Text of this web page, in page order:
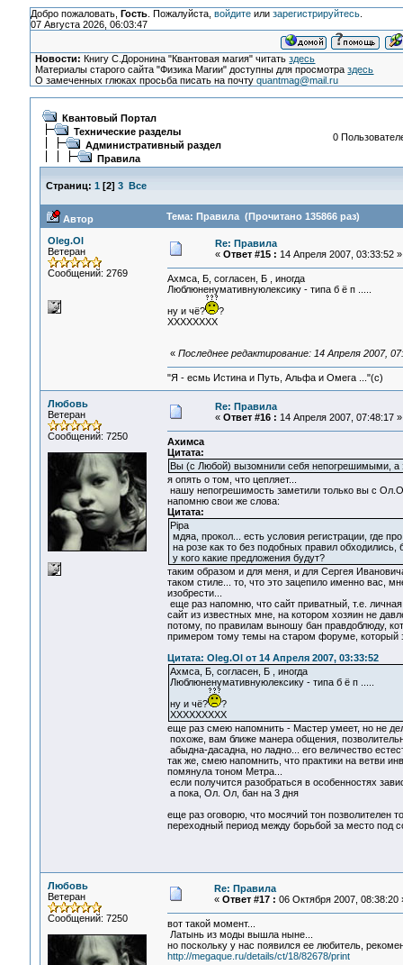
Добро пожаловать, Гость. Пожалуйста, войдитеили зарегистрируйтесь.
07 Августа 2026, 06:03:47
Новости: Книгу С.Доронина "Квантовая магия" читатьздесь
Материалы старого сайта "Физика Магии" доступны для просмотраздесь
О замеченных глюках просьба писать на почтуquantmag@mail.ru
Квантовый Портал
Технические разделы
Административный раздел
Правила
0
Страниц: 1 [2] 3 Все
Автор Тема: Правила (Прочитано 135866 раз)
Oleg.Ol
Ветеран
Сообщений: 2769
Re: Правила
« Ответ #15 : 14 Апреля 2007, 03:33:52 »
Ахмса, Б, согласен, Б , иногда
Люблюненумативнуюлексику - типа б ё п .....
ну и чё?
?
ХХХХХХХХ
« Последнее редактирование: 14 Апреля 2007,
"Я - есмь Истина и Путь, Альфа и Омега ..."(с)
Любовь
Ветеран
Сообщений: 7250
Re: Правила
« Ответ #16 : 14 Апреля 2007, 07:48:17 »
Ахимса
Цитата:
Вы (с Любой) вызомнили себя непогрешимыми, а
я опять о том, что цепляет...
нашу непогрешимость заметили только вы с
напомню свои же слова:
Цитата:
Pipa
мдяа, прокол... есть условия регистрации, где
на розе как то без подобных правил
у кого какие предложения будут?
таким образом и для меня, и для Сергея
таком стиле... то, что это зацепило именно вас,
изобрести...
еще раз напомню, что сайт приватный, т.е.
сайт из известных мне, на котором хозяин не
потому, по правилам выношу бан правдоблюду,
примером тому темы на старом форуме, который
Цитата: Oleg.Ol от 14 Апреля 2007, 03:33:52
Ахмса, Б, согласен, Б , иногда
Люблюненумативнуюлексику - типа б ё п .....
ну и чё?
?
ХХХХХХХХХ
еще раз смею напомнить - Мастер умеет, но не
похоже, вам ближе манера общения,
абыдна-дасадна, но ладно... его величество
так же, смею напомнить, что практики на ветви
помянула тоном Метра...
если получится разобраться в особенностях
а пока, Ол. Ол, бан на 3 дня
еще раз оговорю, что мосячий тон позволителен
переходный период между борьбой за место под
Любовь
Ветеран
Сообщений: 7250
Re: Правила
« Ответ #17 : 06 Октября 2007, 08:38:20
вот такой момент...
Латынь из моды вышла ныне...
но поскольку у нас появился ее любитель,
http://megaque.ru/details/ct/18/82678/print